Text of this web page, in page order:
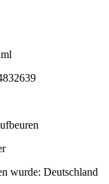
wurde: Deutschland